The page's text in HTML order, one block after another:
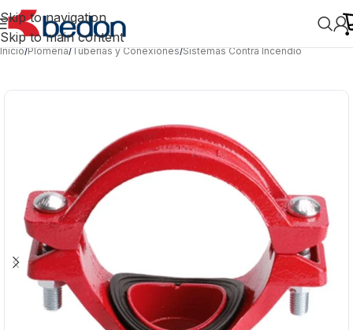
Skip to navigation
Skip to main content
Inicio/Plomería/Tuberías y Conexiones/Sistemas Contra Incendio